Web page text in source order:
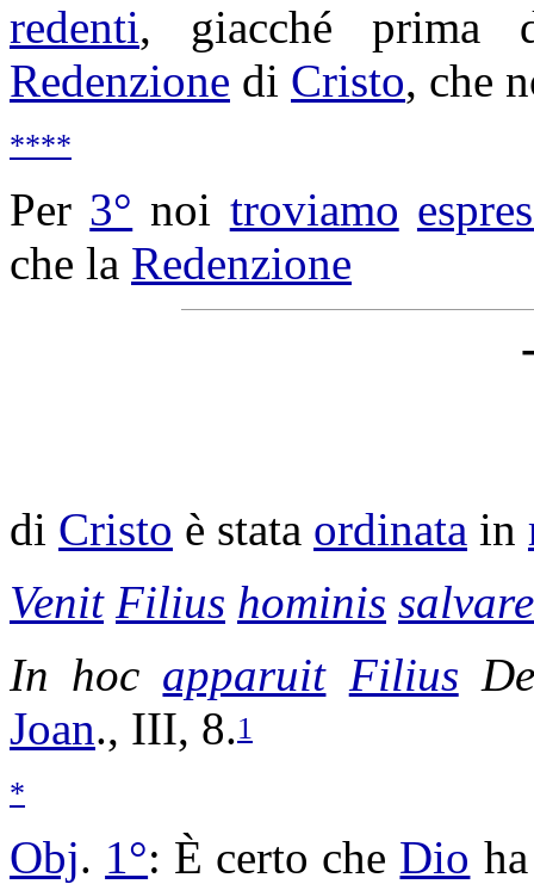
redenti, giacché
Redenzione di Cristo, che
****
Per 3° noi troviamo
che la Redenzione
di Cristo è stata ordinata in
Venit Filius hominis salvare
In hoc apparuit Filius
Joan., III, 8.1
*
Obj. 1°: È certo che Dio